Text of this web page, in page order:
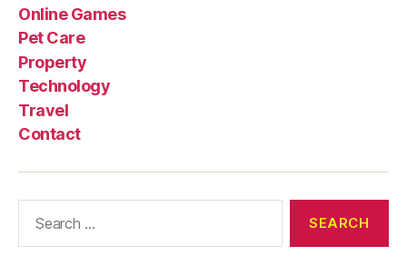
Online Games
Pet Care
Property
Technology
Travel
Contact